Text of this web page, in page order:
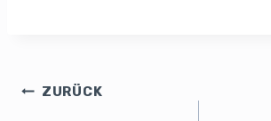
b
ZURÜCK